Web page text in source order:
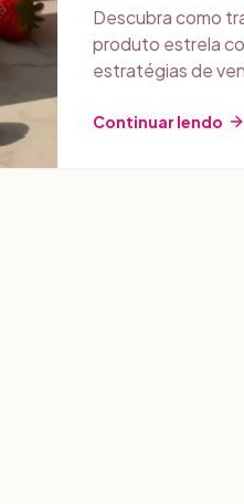
Descubra como
produto estrela
estratégias de
Continuar lendo